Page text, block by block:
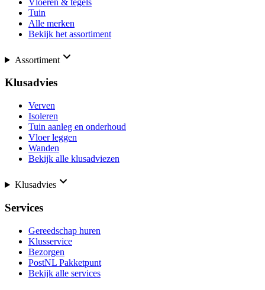
Tuin
Alle merken
Bekijk het assortiment
Assortiment
Klusadvies
Verven
Isoleren
Tuin aanleg en onderhoud
Vloer leggen
Wanden
Bekijk alle klusadviezen
Klusadvies
Services
Gereedschap huren
Klusservice
Bezorgen
PostNL Pakketpunt
Bekijk alle services